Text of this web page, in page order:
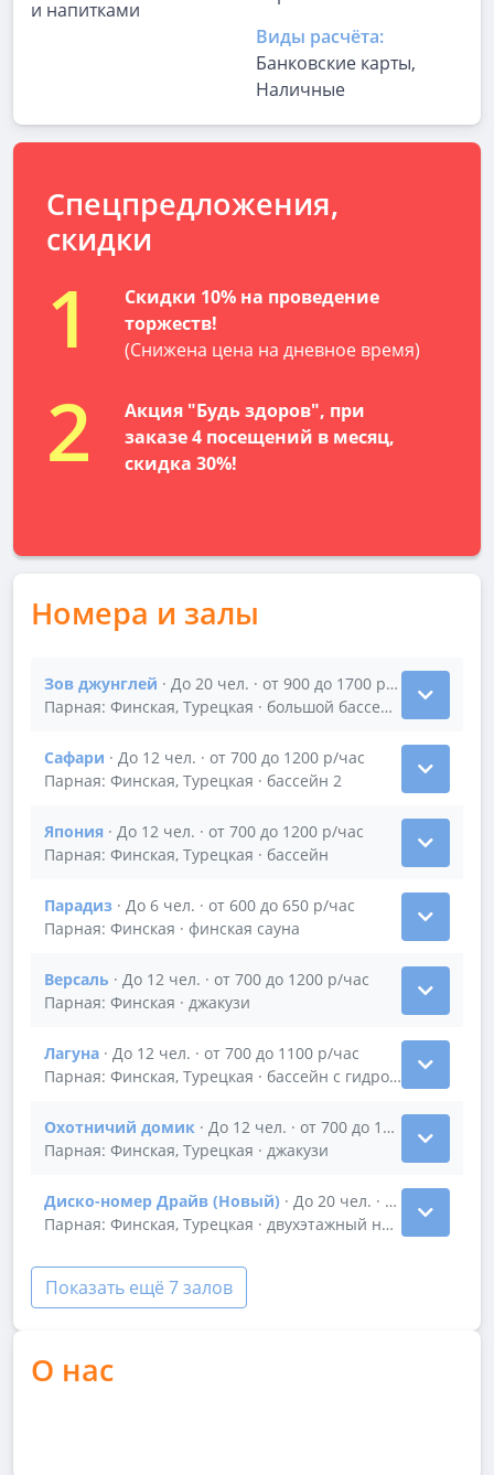
и напитками
Виды расчёта:
Банковские карты,
Наличные
Спецпредложения,
скидки
1
Скидки 10% на проведение
торжеств!
(Снижена цена на дневное время)
2
Акция "Будь здоров", при
заказе 4 посещений в месяц,
скидка 30%!
Номера и залы
Зов джунглей · До 20 чел. · от 900 до 1700 р/час
Парная: Финская, Турецкая · большой бассейн 3х6
Показать подробности зала Зов джунглей
Сафари · До 12 чел. · от 700 до 1200 р/час
Парная: Финская, Турецкая · бассейн 2
Показать подробности зала Сафари
Япония · До 12 чел. · от 700 до 1200 р/час
Парная: Финская, Турецкая · бассейн
Показать подробности зала Япония
Парадиз · До 6 чел. · от 600 до 650 р/час
Парная: Финская · финская сауна
Показать подробности зала Парадиз
Версаль · До 12 чел. · от 700 до 1200 р/час
Парная: Финская · джакузи
Показать подробности зала Версаль
Лагуна · До 12 чел. · от 700 до 1100 р/час
Парная: Финская, Турецкая · бассейн с гидромассажем и
Показать подробности зала Лагуна
Охотничий домик · До 12 чел. · от 700 до 1200 р/час
Парная: Финская, Турецкая · джакузи
Показать подробности зала Охотничий домик
Диско-номер Драйв (Новый) · До 20 чел. · от 1200 до
Парная: Финская, Турецкая · двухэтажный номер
Показать подробности зала Диско-номер Драйв
Показать ещё 7 залов
О нас